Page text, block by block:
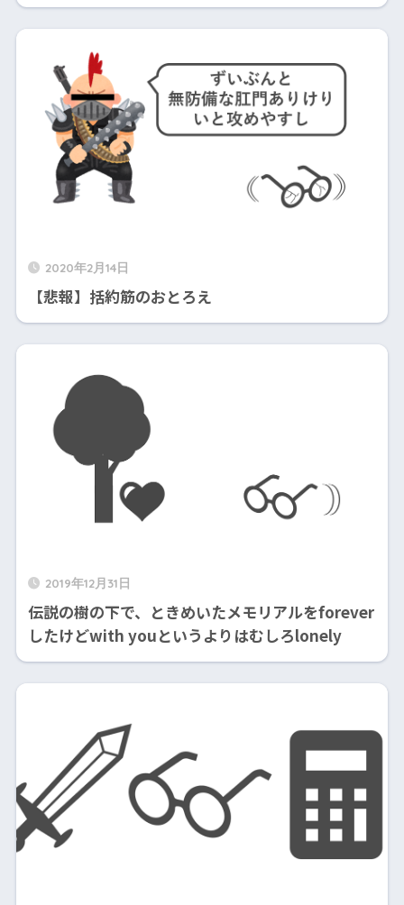
2020年2月14日
【悲報】括約筋のおとろえ
2019年12月31日
伝説の樹の下で、ときめいたメモリアルをforever
したけどwith youというよりはむしろlonely